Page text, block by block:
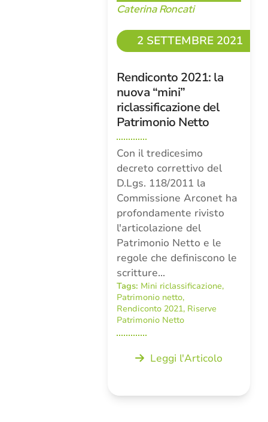
Caterina Roncati
2 SETTEMBRE 2021
Rendiconto 2021: la
nuova “mini”
riclassificazione del
Patrimonio Netto
Con il tredicesimo
decreto correttivo del
D.Lgs. 118/2011 la
Commissione Arconet ha
profondamente rivisto
l'articolazione del
Patrimonio Netto e le
regole che definiscono le
scritture…
Tags: Mini riclassificazione,
Patrimonio netto,
Rendiconto 2021, Riserve
Patrimonio Netto
Leggi l'Articolo